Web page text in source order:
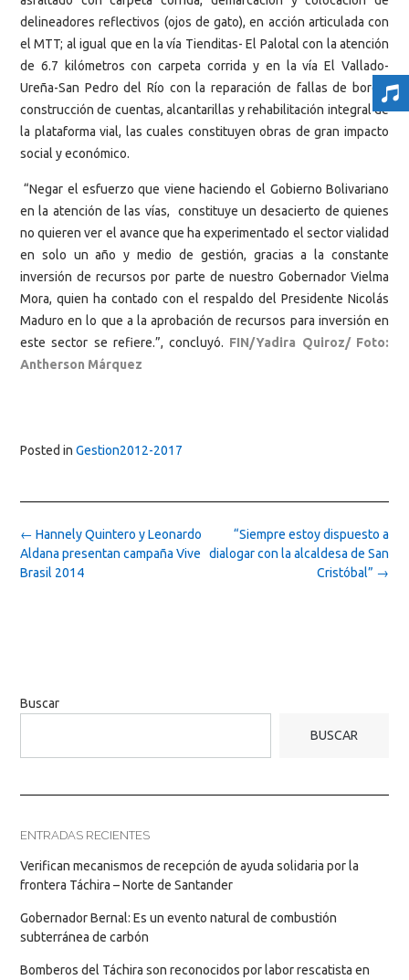
delineadores reflectivos (ojos de gato), en acción articulada con
el MTT; al igual que en la vía Tienditas- El Palotal con la atención
de 6.7 kilómetros con carpeta corrida y en la vía El Vallado-
Ureña-San Pedro del Río con la reparación de fallas de borde,
construcción de cuentas, alcantarillas y rehabilitación integral de
la plataforma vial, las cuales constituyen obras de gran impacto
social y económico.
“Negar el esfuerzo que viene haciendo el Gobierno Bolivariano
en la atención de las vías, constituye un desacierto de quienes
no quieren ver el avance que ha experimentado el sector vialidad
en solo un año y medio de gestión, gracias a la constante
inversión de recursos por parte de nuestro Gobernador Vielma
Mora, quien ha contado con el respaldo del Presidente Nicolás
Maduro en lo que a la aprobación de recursos para inversión en
este sector se refiere.”, concluyó. FIN/Yadira Quiroz/ Foto:
Antherson Márquez
Posted in Gestion2012-2017
Post
navigation
“Siempre estoy dispuesto a
dialogar con la alcaldesa de San
Cristóbal” →
← Hannely Quintero y Leonardo
Aldana presentan campaña Vive
Brasil 2014
Buscar
BUSCAR
ENTRADAS RECIENTES
Verifican mecanismos de recepción de ayuda solidaria por la
frontera Táchira – Norte de Santander
Gobernador Bernal: Es un evento natural de combustión
subterránea de carbón
Bomberos del Táchira son reconocidos por labor rescatista en